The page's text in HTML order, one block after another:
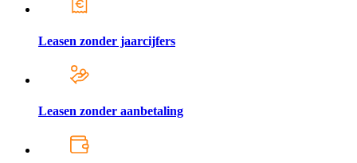
Leasen zonder jaarcijfers
Leasen zonder aanbetaling